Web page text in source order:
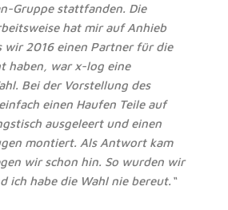
Gruppe stattfanden. Die
hat mir auf Anhieb
wir 2016 einen Partner für die
haben, war x-log eine
Bei der Vorstellung des
einen Haufen Teile auf
ausgeleert und einen
montiert. Als Antwort kam
wir schon hin. So wurden wir
ich habe die Wahl nie bereut.“